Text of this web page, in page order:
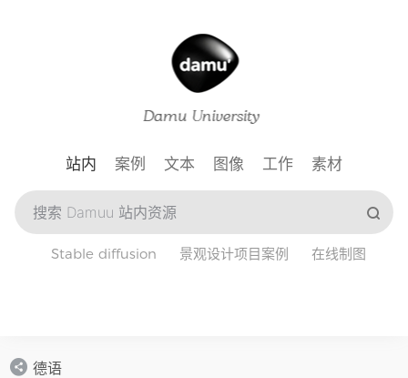
站内 案例 文本 图像 工作 素材
Stable diffusion 景观设计项目案例 在线制图
德语